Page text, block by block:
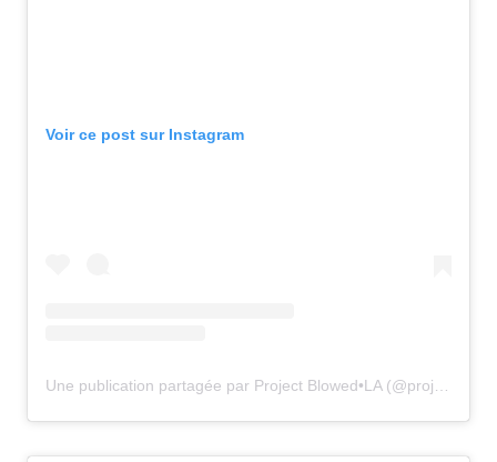
Voir ce post sur Instagram